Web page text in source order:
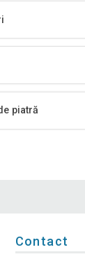
piatră
Contact